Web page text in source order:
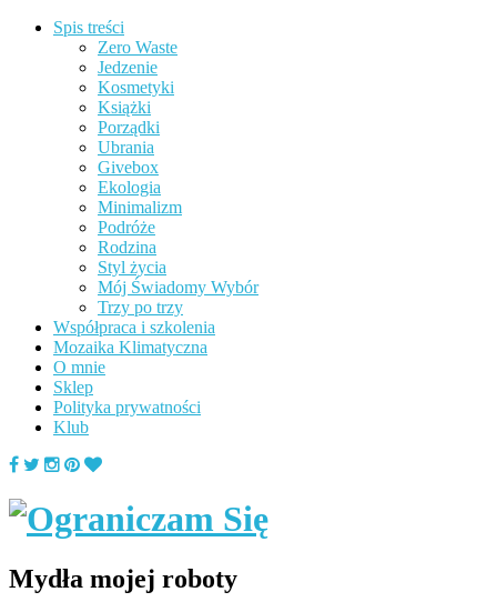
Spis treści
Zero Waste
Jedzenie
Kosmetyki
Książki
Porządki
Ubrania
Givebox
Ekologia
Minimalizm
Podróże
Rodzina
Styl życia
Mój Świadomy Wybór
Trzy po trzy
Współpraca i szkolenia
Mozaika Klimatyczna
O mnie
Sklep
Polityka prywatności
Klub
Mydła mojej roboty